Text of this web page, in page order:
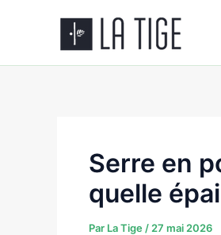
Serre en
quelle
Par La Tige / 27 mai 2026